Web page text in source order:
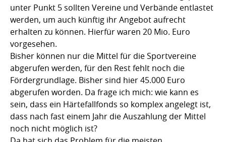
unter Punkt 5 sollten Vereine und Verbände entlastet
werden, um auch künftig ihr Angebot aufrecht
erhalten zu können. Hierfür waren 20 Mio. Euro
vorgesehen.
Bisher können nur die Mittel für die Sportvereine
abgerufen werden, für den Rest fehlt noch die
Fördergrundlage. Bisher sind hier 45.000 Euro
abgerufen worden. Da frage ich mich: wie kann es
sein, dass ein Härtefallfonds so komplex angelegt ist,
dass nach fast einem Jahr die Auszahlung der Mittel
noch nicht möglich ist?